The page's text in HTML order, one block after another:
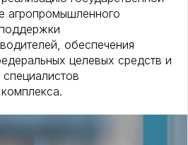
агропромышленного
обеспечения
целевых средств и